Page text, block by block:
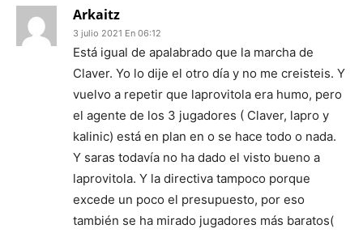
Arkaitz
3 julio 2021 En 06:12
Está igual de apalabrado que la marcha de
Claver. Yo lo dije el otro día y no me creisteis. Y
vuelvo a repetir que laprovitola era humo, pero
el agente de los 3 jugadores ( Claver, lapro y
kalinic) está en plan en o se hace todo o nada.
Y saras todavía no ha dado el visto bueno a
laprovitola. Y la directiva tampoco porque
excede un poco el presupuesto, por eso
también se ha mirado jugadores más baratos(